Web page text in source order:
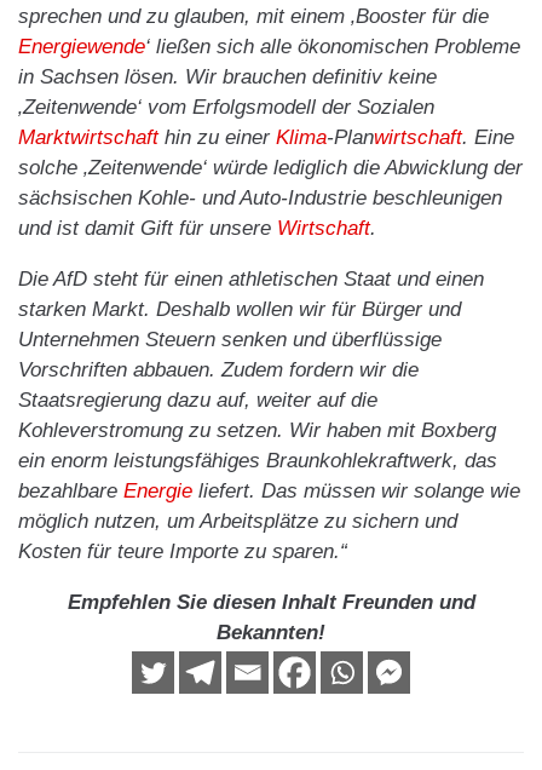
sprechen und zu glauben, mit einem ‚Booster für die
Energiewende‘ ließen sich alle ökonomischen Probleme
in Sachsen lösen. Wir brauchen definitiv keine
‚Zeitenwende‘ vom Erfolgsmodell der Sozialen
Marktwirtschafthin zu einer Klima-Planwirtschaft. Eine
solche ‚Zeitenwende‘ würde lediglich die Abwicklung der
sächsischen Kohle- und Auto-Industrie beschleunigen
und ist damit Gift für unsere Wirtschaft.
Die AfD steht für einen athletischen Staat und einen
starken Markt. Deshalb wollen wir für Bürger und
Unternehmen Steuern senken und überflüssige
Vorschriften abbauen. Zudem fordern wir die
Staatsregierung dazu auf, weiter auf die
Kohleverstromung zu setzen. Wir haben mit Boxberg
ein enorm leistungsfähiges Braunkohlekraftwerk, das
bezahlbare Energie liefert. Das müssen wir solange wie
möglich nutzen, um Arbeitsplätze zu sichern und
Kosten für teure Importe zu sparen.“
Empfehlen Sie diesen Inhalt Freunden und
Bekannten!